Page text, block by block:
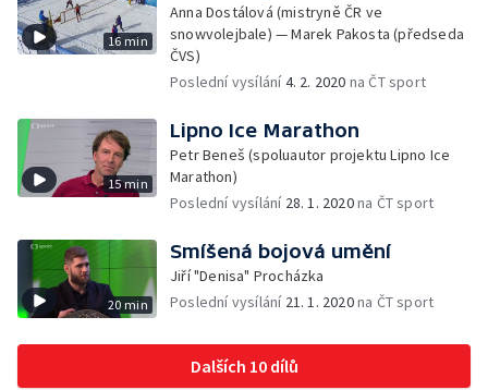
16 min
Anna Dostálová (mistryně ČR ve
snowvolejbale) — Marek Pakosta (předseda
ČVS)
Poslední vysílání4. 2. 2020 na ČT sport
15 min
Lipno Ice Marathon
Petr Beneš (spoluautor projektu Lipno Ice
Marathon)
Poslední vysílání 28. 1. 2020na ČT sport
20 min
Smíšená bojová umění
Jiří "Denisa" Procházka
Poslední vysílání 21. 1. 2020na ČT sport
Dalších 10 dílů